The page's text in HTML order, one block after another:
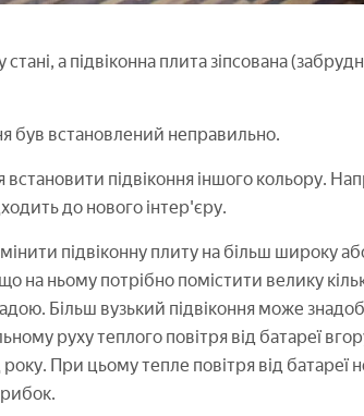
а підвіконна плита зіпсована
був встановлений неправильно.
підвіконня іншого кольору.
до нового інтер'єру.
підвіконну плиту на більш широку
на ньому потрібно помістити велику
Більш вузький підвіконня може
руху теплого повітря від батареї
При цьому тепле повітря від батареї